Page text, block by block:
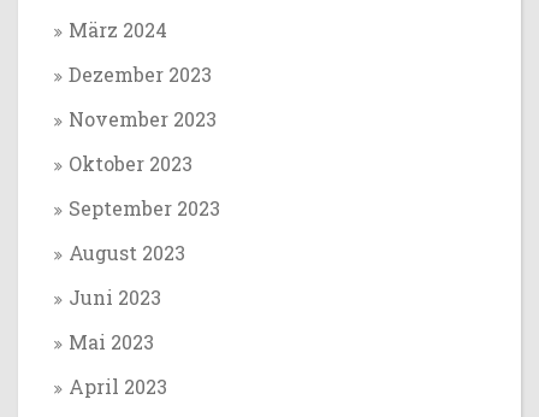
März 2024
Dezember 2023
November 2023
Oktober 2023
September 2023
August 2023
Juni 2023
Mai 2023
April 2023